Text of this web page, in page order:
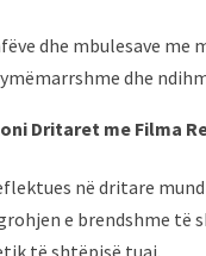
dhe mbulesave
dhe
Dritaret me Filma
në dritare
e brendshme të
të shtëpisë tuaj.